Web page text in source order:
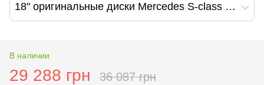
18" оригинальные диски Mercedes S-class W222 W221 W217 W213 (A2224010902)
В наличии
29 288 грн 36 087 грн